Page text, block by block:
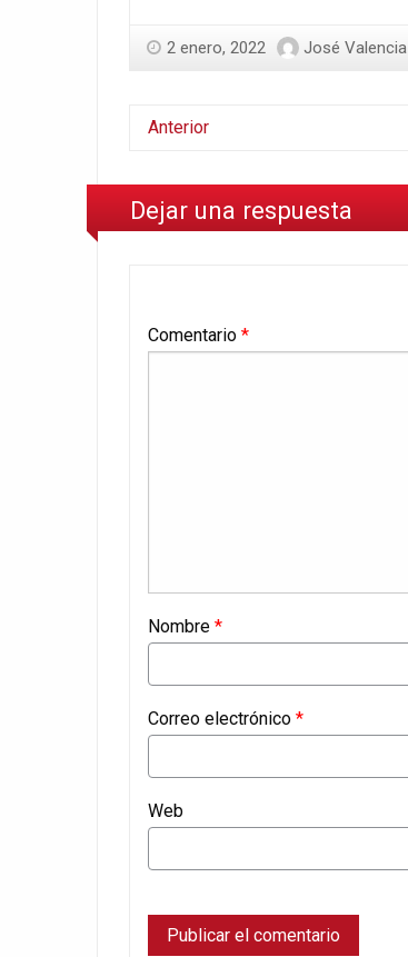
2 enero, 2022 José Valencia
Anterior
Dejar una respuesta
Comentario *
Nombre *
Correo electrónico *
Web